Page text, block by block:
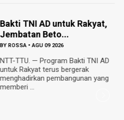
Bakti TNI AD untuk Rakyat,
Jembatan Beto...
BYROSSA •AGU 09 2026
NTT-TTU. — Program Bakti TNI AD
untuk Rakyat terus bergerak
menghadirkan pembangunan yang
memberi ...